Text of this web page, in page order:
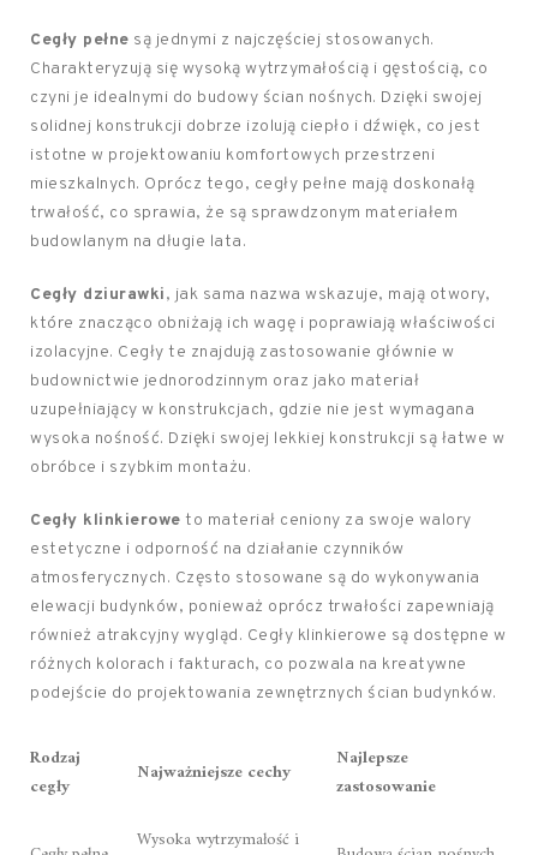
Cegły pełne są jednymi z najczęściej stosowanych.
Charakteryzują się wysoką wytrzymałością i gęstością, co
czyni je idealnymi do budowy ścian nośnych. Dzięki swojej
solidnej konstrukcji dobrze izolują ciepło i dźwięk, co jest
istotne w projektowaniu komfortowych przestrzeni
mieszkalnych. Oprócz tego, cegły pełne mają doskonałą
trwałość, co sprawia, że są sprawdzonym materiałem
budowlanym na długie lata.
Cegły dziurawki, jak sama nazwa wskazuje, mają otwory,
które znacząco obniżają ich wagę i poprawiają właściwości
izolacyjne. Cegły te znajdują zastosowanie głównie w
budownictwie jednorodzinnym oraz jako materiał
uzupełniający w konstrukcjach, gdzie nie jest wymagana
wysoka nośność. Dzięki swojej lekkiej konstrukcji są łatwe w
obróbce i szybkim montażu.
Cegły klinkierowe to materiał ceniony za swoje walory
estetyczne i odporność na działanie czynników
atmosferycznych. Często stosowane są do wykonywania
elewacji budynków, ponieważ oprócz trwałości zapewniają
również atrakcyjny wygląd. Cegły klinkierowe są dostępne w
różnych kolorach i fakturach, co pozwala na kreatywne
podejście do projektowania zewnętrznych ścian budynków.
Rodzaj
cegły
Najważniejsze cechy
Najlepsze
zastosowanie
Wysoka wytrzymałość i